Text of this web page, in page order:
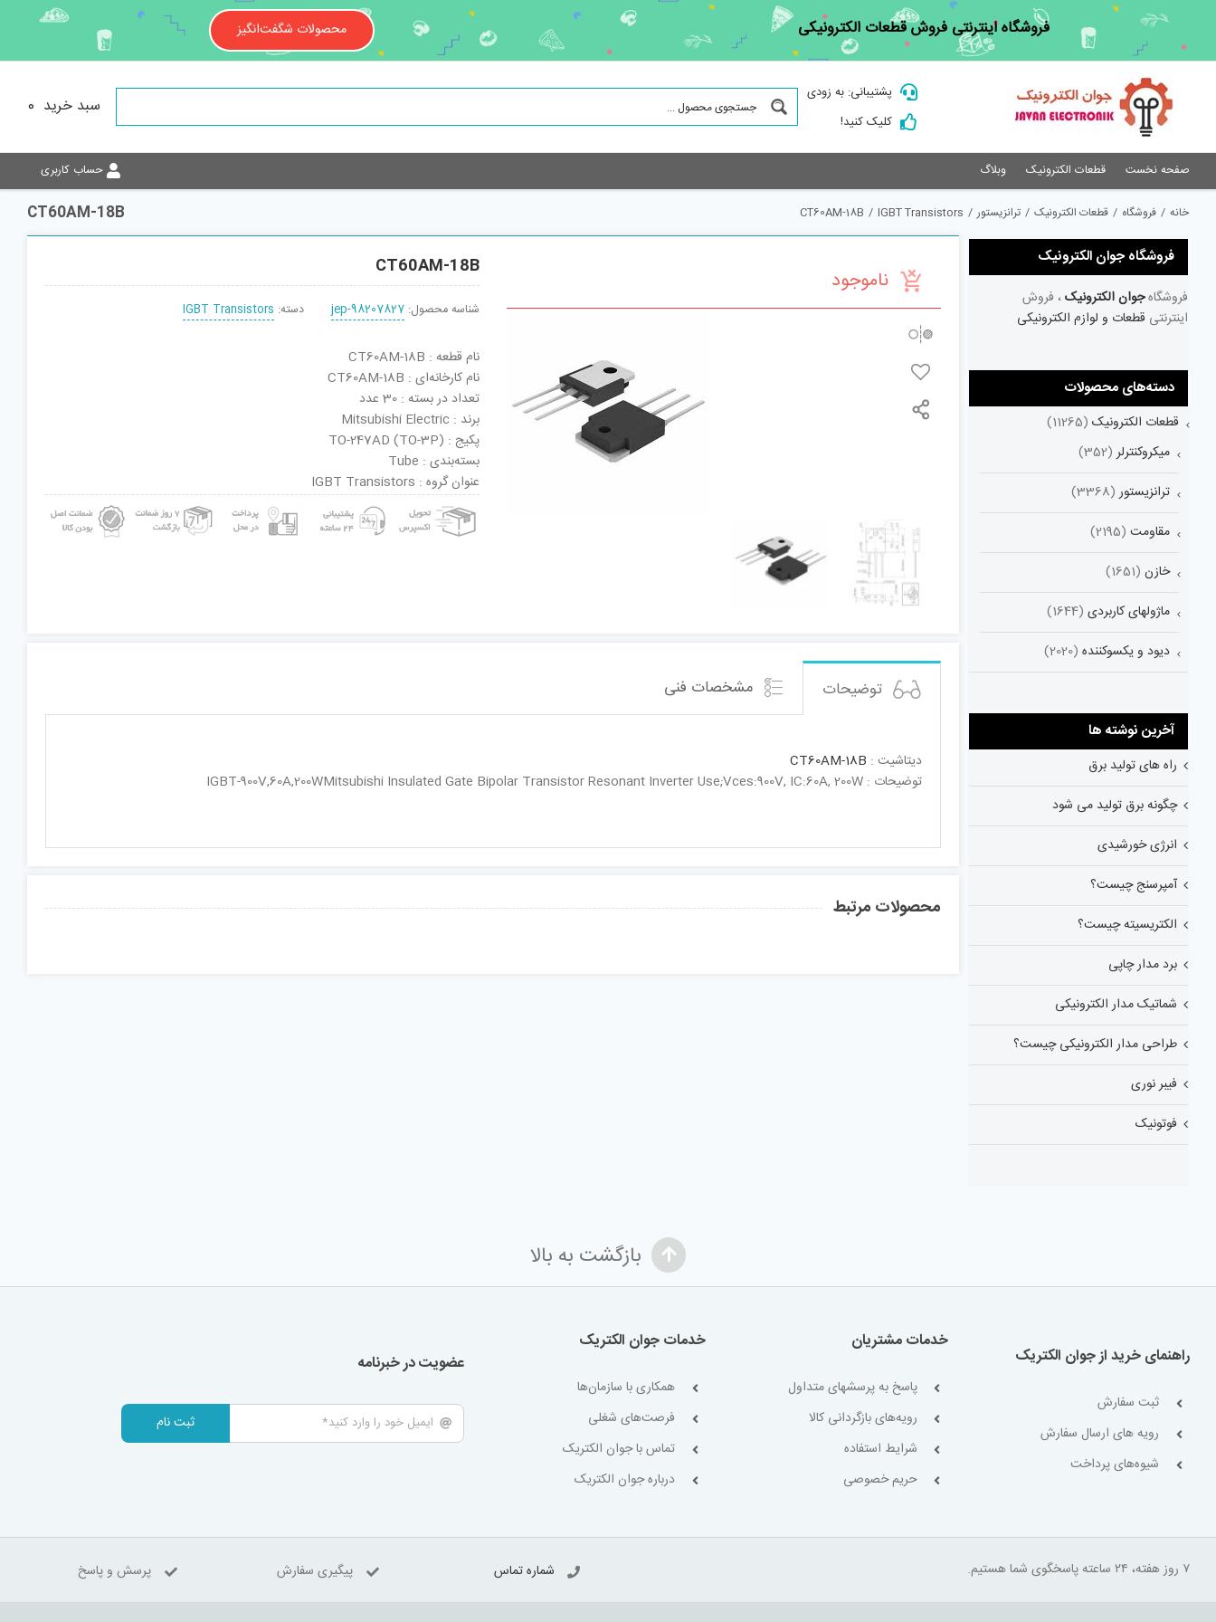
content
فروشگاه اینترنتی فروش قطعات الکترونیکی محصولات شگفت‌انگیز
پشتیبانی: به زودی
کلیک کنید!
سبد خرید 0
صفحه نخست قطعات الکترونیک وبلاگ حساب کاربری
CT60AM-18B خانه / فروشگاه / قطعات الکترونیک / ترانزیستور /
IGBT Transistors
/
CT60AM-18B
ناموجود CT60AM-18B
شناسه محصول: jep-98207827 دسته: IGBT Transistors
نام قطعه : CT60AM-18B
نام کارخانه‌ای : CT60AM-18B
تعداد در بسته : 30 عدد
برند : Mitsubishi Electric
پکیج : TO-247AD (TO-3P)
بسته‌بندی : Tube
عنوان گروه : IGBT Transistors
توضیحات مشخصات فنی
دیتاشیت : CT60AM-18B
توضیحات : IGBT-900V,60A,200WMitsubishi Insulated Gate Bipolar Transistor Resonant Inverter Use;Vces:900V, IC:60A, 200W
محصولات مرتبط
فروشگاه جوان الکترونیک
فروشگاهجوان الکترونیک ، فروش
اینترنتی قطعات و لوازم الکترونیکی
دسته‌های محصولات
قطعات الکترونیک (11265)
میکروکنترلر (352)
ترانزیستور (3368)
مقاومت (2195)
خازن (1651)
ماژولهای کاربردی (1644)
دیود و یکسوکننده (2020)
آخرین نوشته ها
راه های تولید برق
چگونه برق تولید می شود
انرژی خورشیدی
آمپرسنج چیست؟
الکتریسیته چیست؟
برد مدار چاپی
شماتیک مدار الکترونیکی
طراحی مدار الکترونیکی چیست؟
فیبر نوری
فوتونیک
بازگشت به بالا
راهنمای خرید از جوان الکتریک
ثبت سفارش
رویه های ارسال سفارش
شیوه‌های پرداخت
خدمات مشتریان
پاسخ به پرسشهای متداول
رویه‌های بازگردانی کالا
شرایط استفاده
حریم خصوصی
خدمات جوان الکتریک
همکاری با سازمان‌ها
فرصت‌های شغلی
تماس با جوان الکتریک
درباره جوان الکتریک
عضویت در خبرنامه
ثبت نام
۷ روز هفته، ۲۴ ساعته پاسخگوی شما هستیم. شماره تماس پیگیری سفارش پرسش و پاسخ